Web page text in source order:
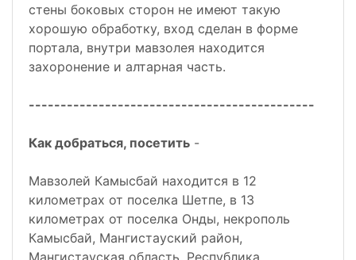
стены боковых сторон не имеют такую
хорошую обработку, вход сделан в форме
портала, внутри мавзолея находится
захоронение и алтарная часть.
---------------------------------------------
Как добраться, посетить -
Мавзолей Камысбай находится в 12
километрах от поселка Шетпе, в 13
километрах от поселка Онды, некрополь
Камысбай, Мангистауский район,